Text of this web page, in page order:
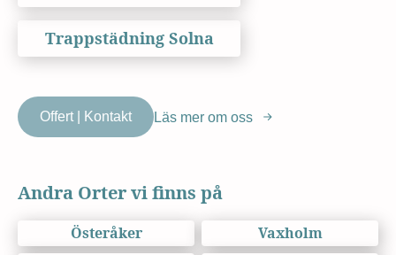
Trappstädning Solna
Offert | Kontakt Läs mer om oss
Andra Orter vi finns på
Österåker
Vaxholm